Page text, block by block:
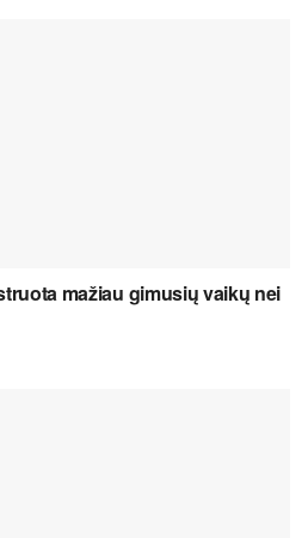
mažiau gimusių vaikų nei